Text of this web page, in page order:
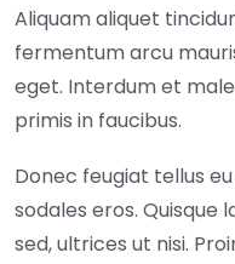
Aliquam aliquet
fermentum arcu
eget. Interdum et
primis in faucibus.
Donec feugiat tellus
sodales eros. Quisque
sed, ultrices ut nisi.